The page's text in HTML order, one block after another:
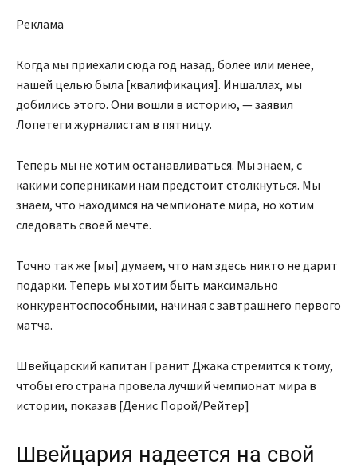
Реклама
Когда мы приехали сюда год назад, более или менее,
нашей целью была [квалификация]. Иншаллах, мы
добились этого. Они вошли в историю, — заявил
Лопетеги журналистам в пятницу.
Теперь мы не хотим останавливаться. Мы знаем, с
какими соперниками нам предстоит столкнуться. Мы
знаем, что находимся на чемпионате мира, но хотим
следовать своей мечте.
Точно так же [мы] думаем, что нам здесь никто не дарит
подарки. Теперь мы хотим быть максимально
конкурентоспособными, начиная с завтрашнего первого
матча.
Швейцарский капитан Гранит Джака стремится к тому,
чтобы его страна провела лучший чемпионат мира в
истории, показав [Денис Порой/Рейтер]
Швейцария надеется на свой